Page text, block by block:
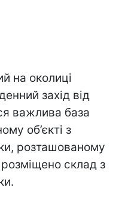
на околиці
захід від
важлива база
об’єкті з
розташованому
склад з